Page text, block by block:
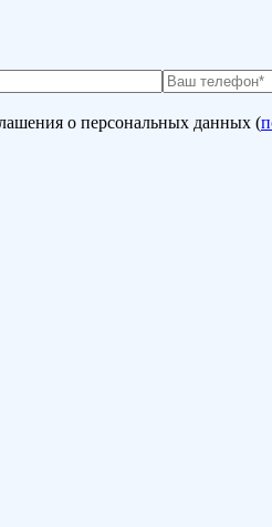
о персональных данных (